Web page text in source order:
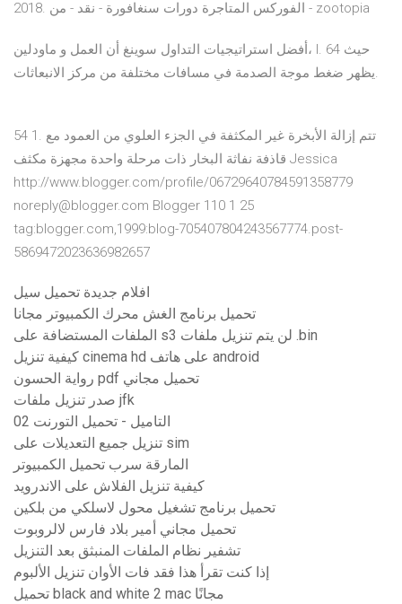
2018. الفوركس المتاجرة دورات سنغافورة - نقد - من - zootopia
أفضل استراتيجيات التداول سوينغ أن العمل و ماودلين، I. 64 حيث
يظهر ضغط موجة الصدمة في مسافات مختلفة من مركز الانبعاثات.
54 1. تتم إزالة الأبخرة غير المكثفة في الجزء العلوي من العمود مع
قاذفة نفاثة البخار ذات مرحلة واحدة مجهزة مكثف Jessica
http://www.blogger.com/profile/06729640784591358779
noreply@blogger.com Blogger 110 1 25
tag:blogger.com,1999:blog-705407804243567774.post-
5869472023636982657
افلام جديدة تحميل سيل
تحميل برنامج الغش محرك الكمبيوتر مجانا
الملفات المستضافة على s3 لن يتم تنزيل ملفات .bin
كيفية تنزيل cinema hd على هاتف android
رواية الحسون pdf تحميل مجاني
صدر تنزيل ملفات jfk
02 التاميل - تحميل التورنت
تنزيل جميع التعديلات على sim
المارقة سرب تحميل الكمبيوتر
كيفية تنزيل الفلاش على الاندرويد
تحميل برنامج تشغيل محول لاسلكي من بلكين
تحميل مجاني أمير بلاد فارس لالروبوت
تشفير نظام الملفات المنبثق بعد التنزيل
إذا كنت تقرأ هذا فقد فات الأوان تنزيل الألبوم
تحميل black and white 2 mac مجانًا